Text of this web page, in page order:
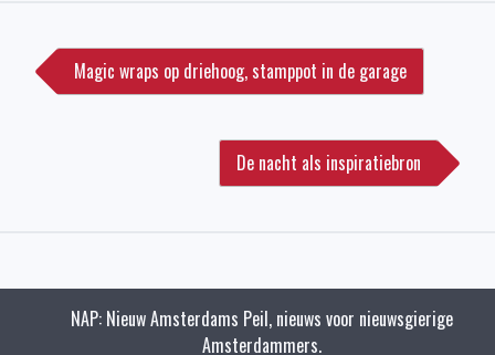
navigatie
Magic wraps op driehoog, stamppot in de garage
De nacht als inspiratiebron
NAP: Nieuw Amsterdams Peil, nieuws voor nieuwsgierige
Amsterdammers.